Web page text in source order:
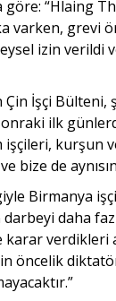
göre: “Hlaing
varken, grevi
izin verildi
İşçi Bülteni,
ilk
işçileri, kurşun
bize de
Birmanya
darbeyi daha
karar verdikleri
öncelik